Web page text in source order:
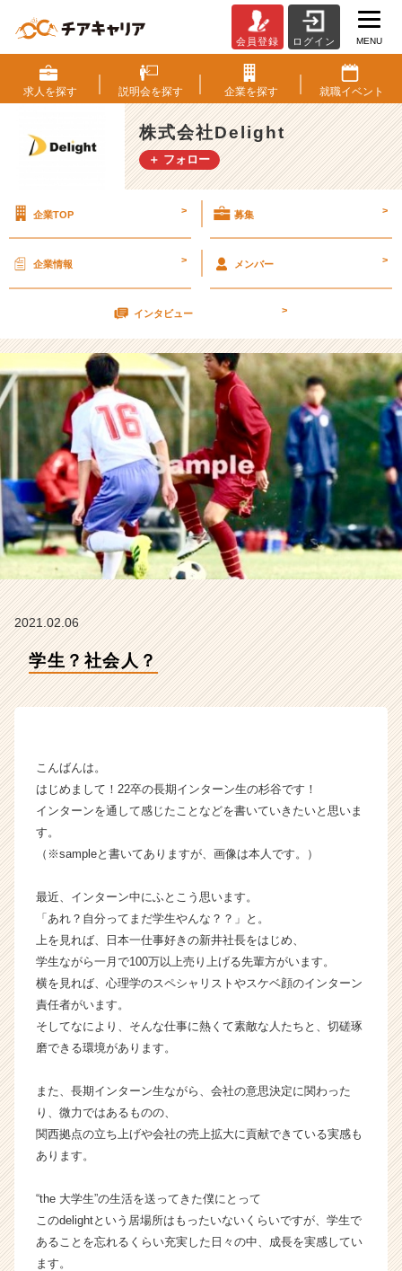
生？
社
会
人？
【株
式
e
g
h
の
タ
イ
ム
ラ
イ
ン】
|
ベ
ン
チ
ャ
ー・
業
か
ス
が
届
活
イ
ト
チ
ア
ャ
ア
（C
C
e
e
r）
会員登録 ログイン MENU
求人を探す 説明会を探す 企業を探す 就職イベント
株式会社Delight
＋ フォロー
企業TOP > 募集 >
企業情報 > メンバー >
インタビュー >
2021.02.06
学生？社会人？
こんばんは。
はじめまして！22卒の長期インターン生の杉谷です！
インターンを通して感じたことなどを書いていきたいと思いま
す。
（※sampleと書いてありますが、画像は本人です。）
最近、インターン中にふとこう思います。
「あれ？自分ってまだ学生やんな？？」と。
上を見れば、日本一仕事好きの新井社長をはじめ、
学生ながら一月で100万以上売り上げる先輩方がいます。
横を見れば、心理学のスペシャリストやスケベ顔のインターン
責任者がいます。
そしてなにより、そんな仕事に熱くて素敵な人たちと、切磋琢
磨できる環境があります。
また、長期インターン生ながら、会社の意思決定に関わった
り、微力ではあるものの、
関西拠点の立ち上げや会社の売上拡大に貢献できている実感も
あります。
“the 大学生”の生活を送ってきた僕にとって
このdelightという居場所はもったいないくらいですが、学生で
あることを忘れるくらい充実した日々の中、成長を実感してい
ます。